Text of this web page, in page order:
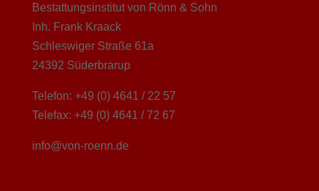
Bestattungsinstitut von Rönn & Sohn
Inh. Frank Kraack
Schleswiger Straße 61a
24392 Süderbrarup
Telefon: +49 (0) 4641 / 22 57
Telefax: +49 (0) 4641 / 72 67
info@von-roenn.de